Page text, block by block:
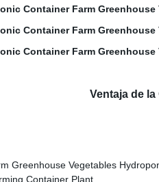
Ventaja de